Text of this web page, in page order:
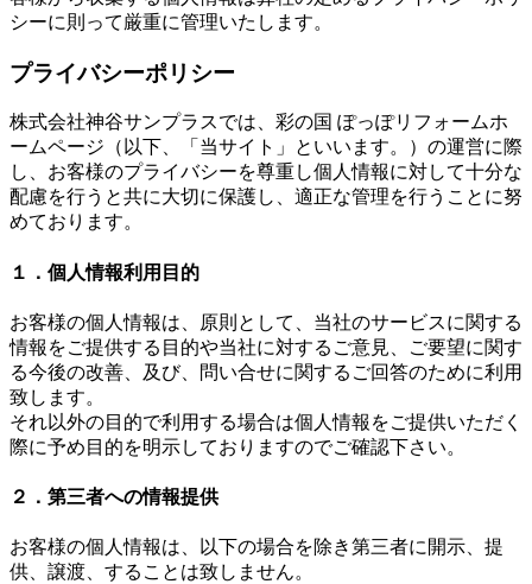
シーに則って厳重に管理いたします。
プライバシーポリシー
株式会社神谷サンプラスでは、彩の国 ぽっぽリフォームホ
ームページ（以下、「当サイト」といいます。）の運営に際
し、お客様のプライバシーを尊重し個人情報に対して十分な
配慮を行うと共に大切に保護し、適正な管理を行うことに努
めております。
１．個人情報利用目的
お客様の個人情報は、原則として、当社のサービスに関する
情報をご提供する目的や当社に対するご意見、ご要望に関す
る今後の改善、及び、問い合せに関するご回答のために利用
致します。
それ以外の目的で利用する場合は個人情報をご提供いただく
際に予め目的を明示しておりますのでご確認下さい。
２．第三者への情報提供
お客様の個人情報は、以下の場合を除き第三者に開示、提
供、譲渡、することは致しません。